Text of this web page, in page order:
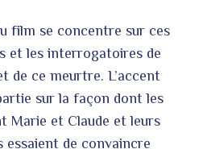
film se concentre sur ces
et les interrogatoires de
de ce meurtre. L’accent
sur la façon dont les
Marie et Claude et leurs
essaient de convaincre